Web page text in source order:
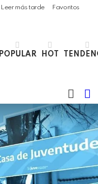
Leer más tarde Favoritos
POPULAR HOT
SKIN